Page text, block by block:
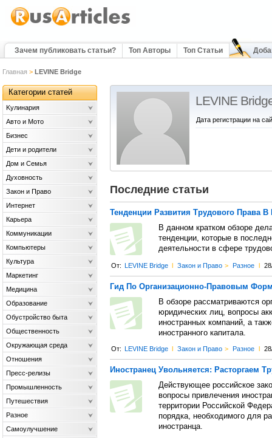
Зачем публиковать статьи? Топ Авторы Топ Статьи
Главная > LEVINE Bridge
LEVINE
Дата регистрации на
Последние статьи
Тенденции Развития Трудового Права В
В данном кратком обзоре
тенденции, которые в
деятельности в сфере
От: LEVINE Bridge l Закон и Право > Разное l
Гид По Организационно-Правовым
В обзоре рассматриваются
юридических лиц, вопросы
иностранных компаний, а
иностранного капитала.
От: LEVINE Bridge l Закон и Право > Разное l
Иностранец Увольняется: Расторгаем
Действующее российское
вопросы привлечения
территории Российской
порядка, необходимого для
иностранца.
Категории статей
Kулинария
Авто и Мото
Бизнес
Дети и родители
Дом и Семья
Духовность
Закон и Право
Интернет
Карьера
Коммуникации
Компьютеры
Культура
Маркетинг
Медицина
Образование
Обустройство быта
Общественность
Окружающая среда
Отношения
Пресс-релизы
Промышленность
Путешествия
Разное
Самоулучшение